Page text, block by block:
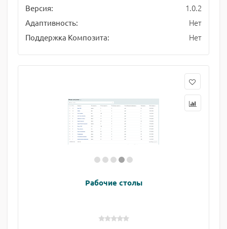
Версия: 1.0.2
Адаптивность: Нет
Поддержка Композита: Нет
Рабочие столы